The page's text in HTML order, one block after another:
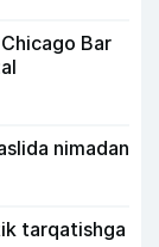
Bar
nimadan
tarqatishga